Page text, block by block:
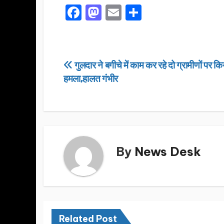
F
e
b
o
M
o
d
n
E
e
Post
navigation
गुलदार ने बगीचे में काम कर रहे दो ग्रामीणों पर
हमला,हालत गंभीर
By News Desk
Related Post